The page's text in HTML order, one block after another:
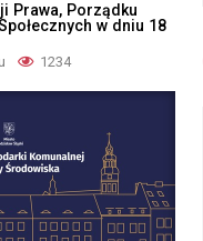
Prawa, Porządku
w dniu 18
1234